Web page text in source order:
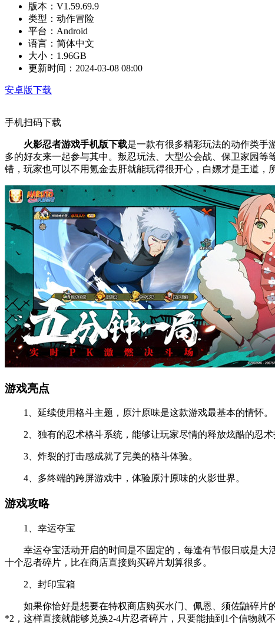
版本： V1.59.69.9
类型： 动作冒险
平台： Android
语言： 简体中文
大小： 1.96GB
更新时间： 2024-03-08 08:00
安卓版下载
手机扫码下载
火影忍者游戏手机版下载是一款有很多精彩玩法的动作类手
多的好友来一起参与其中。叛忍玩法、大型公会战、保卫家园
错，玩家也可以不用氪金去肝就能玩得很开心，白嫖才是王道，
游戏亮点
1、延续使用格斗主题，原汁原味是这款游戏最基本的情怀。
2、独有的忍术格斗系统，能够让玩家尽情的释放炫酷的忍术
3、炸裂的打击感成就了完美的格斗体验。
4、多终端的跨屏游戏中，体验原汁原味的火影世界。
游戏攻略
1、幸运夺宝
幸运夺宝活动开启的时间是不固定的，每逢有节假日或是大
十个忍者碎片，比在商店直接购买碎片划算很多。
2、封印宝箱
如果你恰好是想要在特权商店购买水门、佩恩、须佐鼬碎片
*2，这样直接就能够兑换2-4片忍者碎片，只要能抽到1个信物就